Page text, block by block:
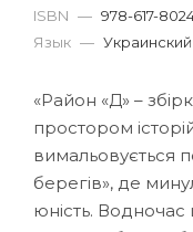
ISBN — 978-617-
Язык — Украинский
«Район «Д» –
простором
вимальовується
берегів», де
юність. Водночас